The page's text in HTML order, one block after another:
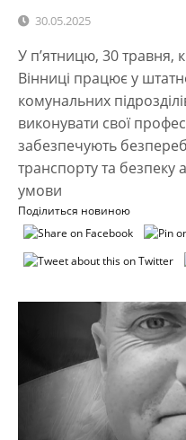
30.05.2025
У п’ятницю, 30 травня,
Вінниці працює у
комунальних
виконувати свої
забезпечують
транспорту та безпеку
умови
Поділиться новиною